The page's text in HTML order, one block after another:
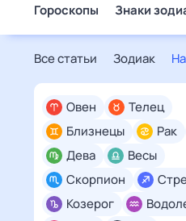
Гороскопы Знаки
Все статьи Зодиак
Овен
Телец
Близнецы
Рак
Дева
Весы
Скорпион
Козерог